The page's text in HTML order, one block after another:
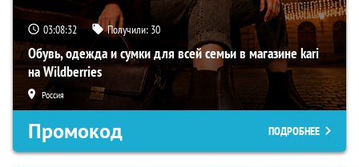
03:08:31 Получили: 30
Обувь, одежда и сумки для всей семьи в магазине kari
на Wildberries
Россия
Промокод ПОДРОБНЕЕ